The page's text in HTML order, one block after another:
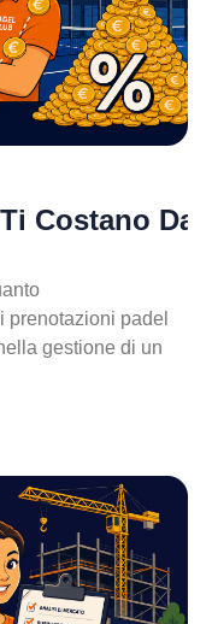
Costano
prenotazioni padel
gestione di un